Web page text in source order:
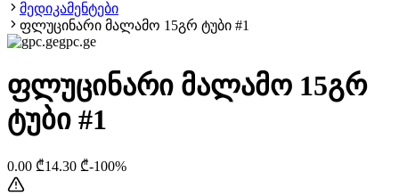
მედიკამენტები
ფლუცინარი მალამო 15გრ ტუბი #1
gpc.ge
ფლუცინარი მალამო 15გრ
ტუბი #1
0.00 ₾14.30 ₾-100%